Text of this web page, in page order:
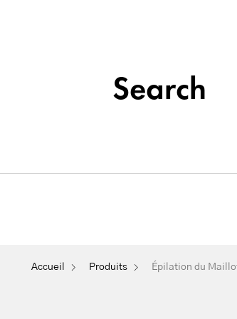
Épilation
Maquillage
Permanent
Search
Accueil Produits Épilation du